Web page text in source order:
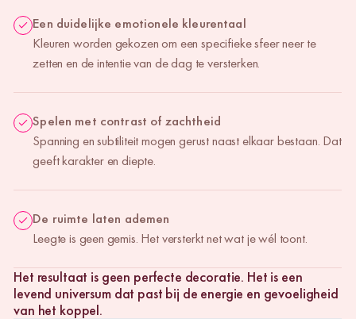
Een duidelijke emotionele kleurentaal
Kleuren worden gekozen om een specifieke sfeer neer te
zetten en de intentie van de dag te versterken.
Spelen met contrast of zachtheid
Spanning en subtiliteit mogen gerust naast elkaar bestaan. Dat
geeft karakter en diepte.
De ruimte laten ademen
Leegte is geen gemis. Het versterkt net wat je wél toont.
Het resultaat is geen perfecte decoratie. Het is een
levend universum dat past bij de energie en gevoeligheid
van het koppel.